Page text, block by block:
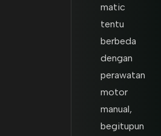
matic
tentu
berbeda
dengan
perawatan
motor
manual,
begitupun